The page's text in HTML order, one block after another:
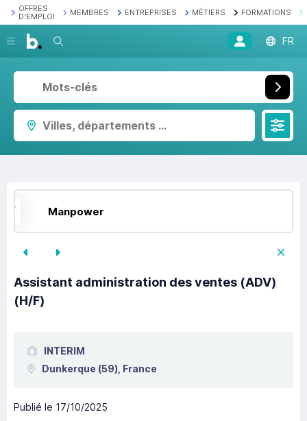
OFFRES
D'EMPLOI
MEMBRES ENTREPRISES MÉTIERS FORMATIONS
Recherche FR
Villes, départements ...
Manpower
Assistant administration des ventes (ADV)
(H/F)
INTERIM
Dunkerque (59), France
Publié le 17/10/2025